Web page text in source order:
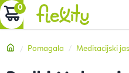
Preskoči
na
KOŠARICA
Početna
Pomagala Meditacijski